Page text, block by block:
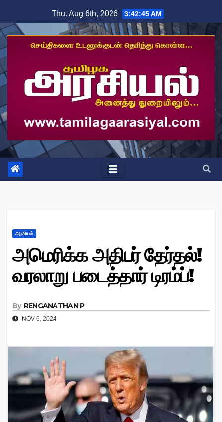
to
content
Thu. Aug 6th, 2026 3:42:45 AM
அரசியல்
அமெரிக்க அதிபர் தேர்தல்!
வரலாறு படைத்தார் டிரம்ப்!
By RENGANATHAN P
NOV 6, 2024